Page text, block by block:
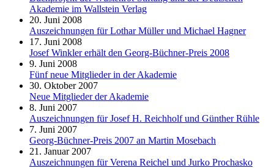
Akademie im Wallstein Verlag
20. Juni 2008
Auszeichnungen für Lothar Müller und Michael Hagner
17. Juni 2008
Josef Winkler erhält den Georg-Büchner-Preis 2008
9. Juni 2008
Fünf neue Mitglieder in der Akademie
30. Oktober 2007
Neue Mitglieder der Akademie
8. Juni 2007
Auszeichnungen für Josef H. Reichholf und Günther Rühle
7. Juni 2007
Georg-Büchner-Preis 2007 an Martin Mosebach
21. Januar 2007
Auszeichnungen für Verena Reichel und Jurko Prochasko